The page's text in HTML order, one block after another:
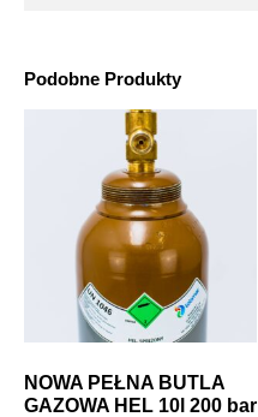
Podobne Produkty
NOWA PEŁNA BUTLA
GAZOWA HEL 10l 200 bar